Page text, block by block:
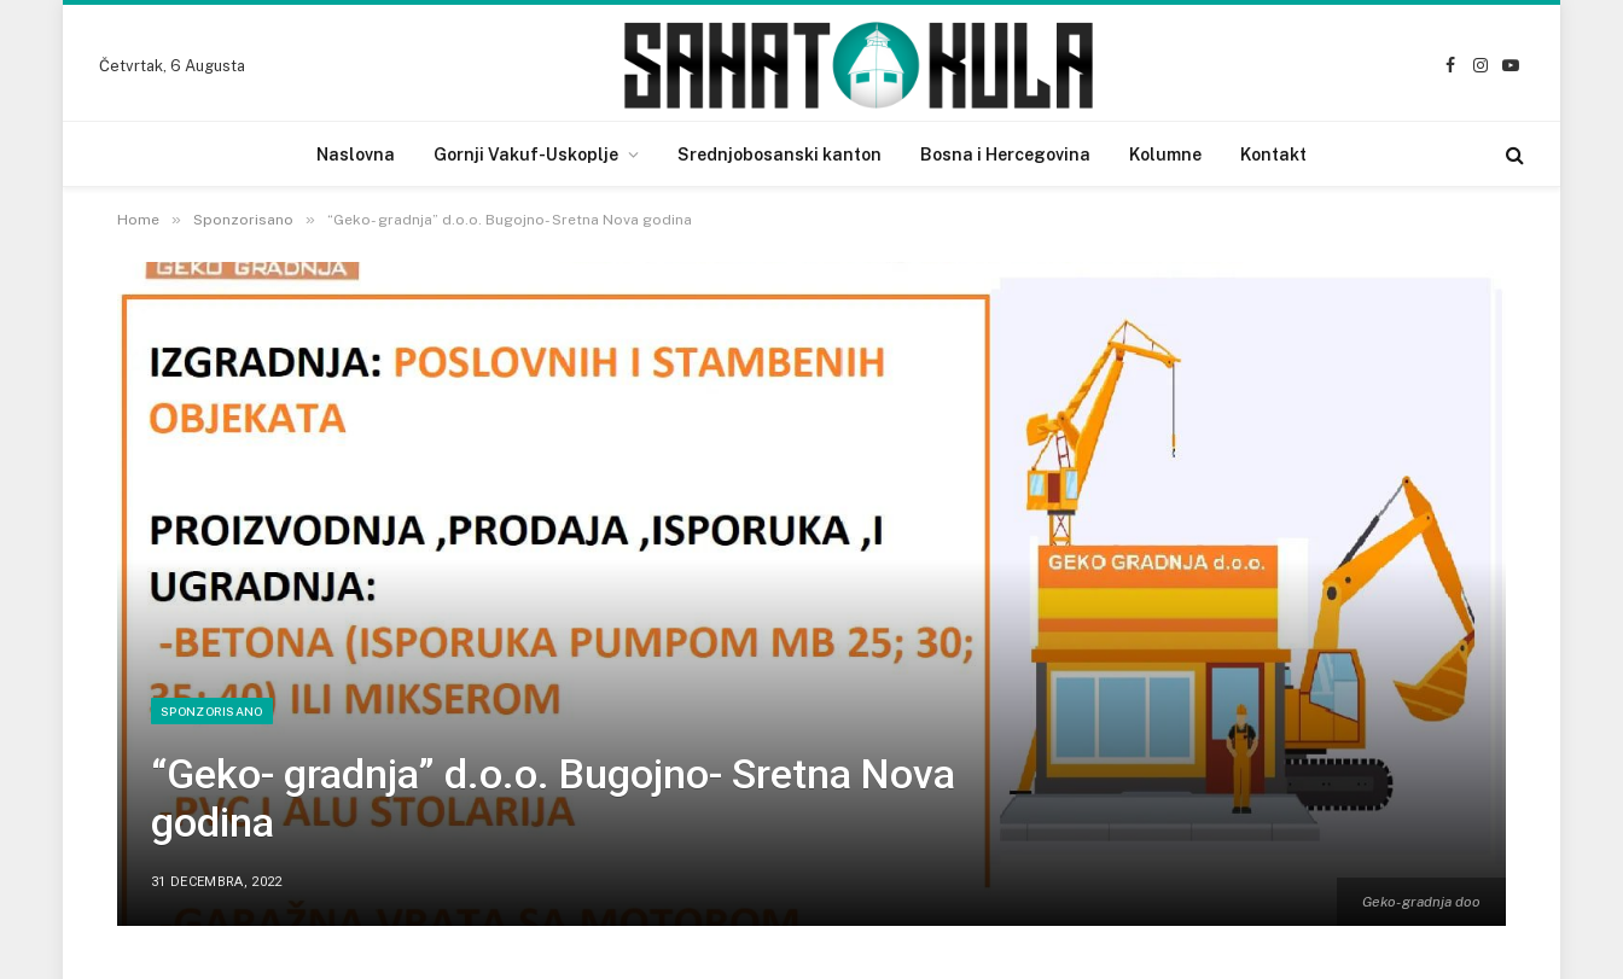
Četvrtak, 6 Augusta
Facebook
Instagram
YouTube
Naslovna Gornji Vakuf-Uskoplje Srednjobosanski kanton Bosna i Hercegovina Kolumne Kontakt
Home » Sponzorisano » “Geko- gradnja” d.o.o. Bugojno- Sretna Nova godina
Geko- gradnja doo
SPONZORISANO
“Geko- gradnja” d.o.o. Bugojno- Sretna Nova
godina
31 DECEMBRA, 2022